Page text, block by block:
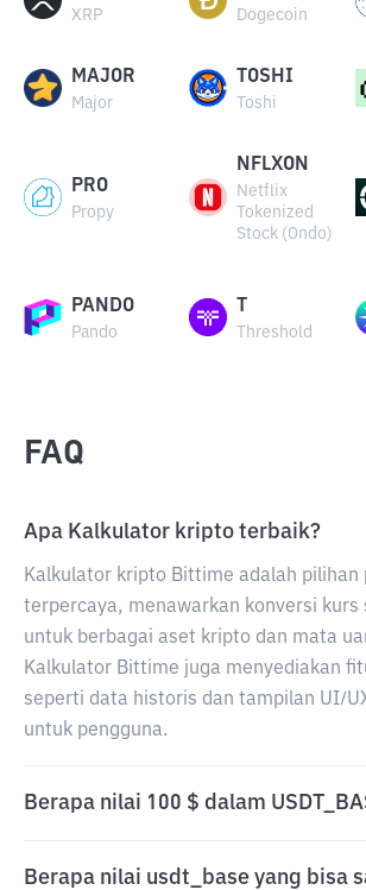
XRP Dogecoin
MAJOR
Major
TOSHI
Toshi
PRO
Propy
NFLXON
Netflix
Tokenized
Stock (Ondo)
PANDO
Pando Threshold
FAQ
Apa Kalkulator kripto terbaik?
Kalkulator kripto Bittime adalah pilihan
terpercaya, menawarkan konversi kurs
untuk berbagai aset kripto dan mata
Kalkulator Bittime juga menyediakan
seperti data historis dan tampilan UI/
untuk pengguna.
Berapa nilai 100 $ dalam
Berapa nilai usdt_base yang bisa